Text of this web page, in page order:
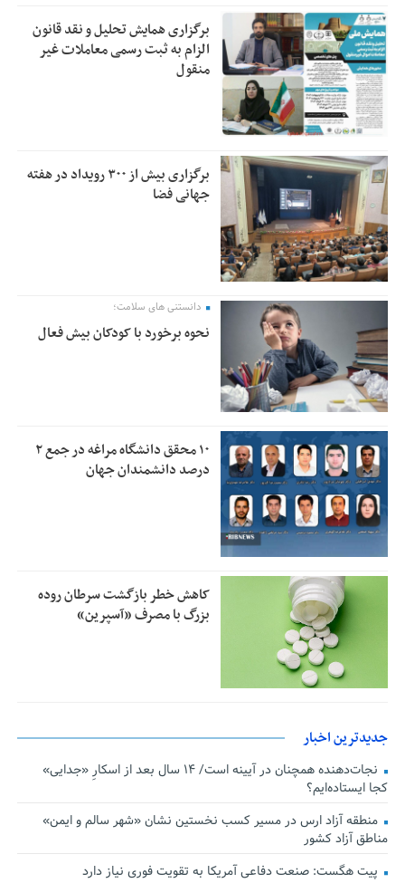
برگزاری همایش تحلیل و نقد قانون
الزام به ثبت رسمی معاملات غیر
منقول
برگزاری بیش از ۳۰۰ رویداد در هفته
جهانی فضا
دانستنی های سلامت؛
نحوه برخورد با کودکان بیش فعال
۱۰ محقق دانشگاه مراغه در جمع ۲
درصد دانشمندان جهان
کاهش خطر بازگشت سرطان روده
بزرگ با مصرف «آسپرین»
جدیدترین اخبار
نجات‌دهنده‌ همچنان در آیینه است/ ۱۴ سال بعد از اسکارِ «جدایی»
کجا ایستاده‌ایم؟
منطقه آزاد ارس در مسیر کسب نخستین نشان «شهر سالم و ایمن»
مناطق آزاد کشور
پیت هگست: صنعت دفاعی آمریکا به تقویت فوری نیاز دارد